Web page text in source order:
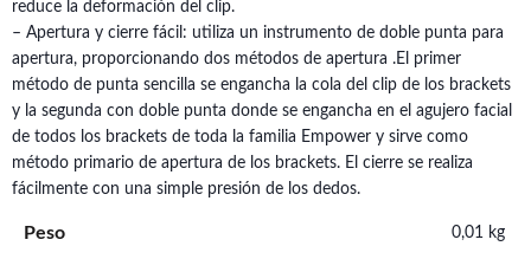
reduce la deformación del clip.
– Apertura y cierre fácil: utiliza un instrumento de doble punta para
apertura, proporcionando dos métodos de apertura .El primer
método de punta sencilla se engancha la cola del clip de los brackets
y la segunda con doble punta donde se engancha en el agujero facial
de todos los brackets de toda la familia Empower y sirve como
método primario de apertura de los brackets. El cierre se realiza
fácilmente con una simple presión de los dedos.
Peso 0,01 kg